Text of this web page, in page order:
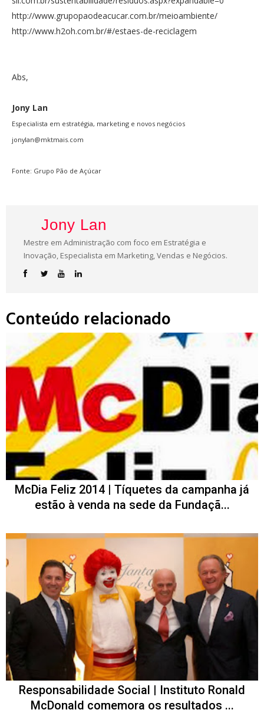
http://www.grupopaodeacucar.com.br/meioambiente/
http://www.h2oh.com.br/#/estaes-de-reciclagem
Abs,
Jony Lan
Especialista em estratégia, marketing e novos negócios
jonylan@mktmais.com
Fonte: Grupo Pão de Açúcar
Jony Lan
Mestre em Administração com foco em Estratégia e
Inovação, Especialista em Marketing, Vendas e Negócios.
Conteúdo relacionado
McDia Feliz 2014 | Tíquetes da campanha já
estão à venda na sede da Fundaçã...
Responsabilidade Social | Instituto Ronald
McDonald comemora os resultados ...